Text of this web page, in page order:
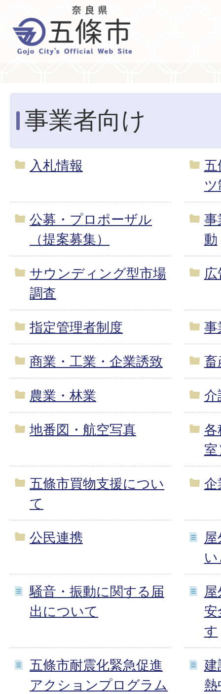
事業者向け
入札情報
五
公募・プロポーザル
（提案募集）
事
動
サウンディング型市場
調査
指定管理者制度 事
商業・工業・企業誘致 畜
農業・林業 介
地番図・航空写真
室
五條市買物支援につい
て
企
公民連携
騒音・振動に関する届
出について
す
五條市耐震化緊急促進
アクションプログラム